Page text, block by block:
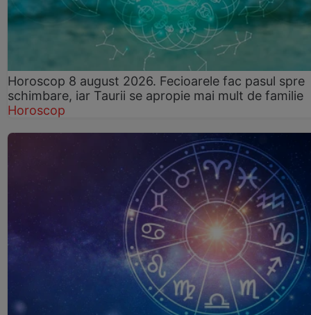
Horoscop 8 august 2026. Fecioarele fac pasul spre
schimbare, iar Taurii se apropie mai mult de familie
Horoscop